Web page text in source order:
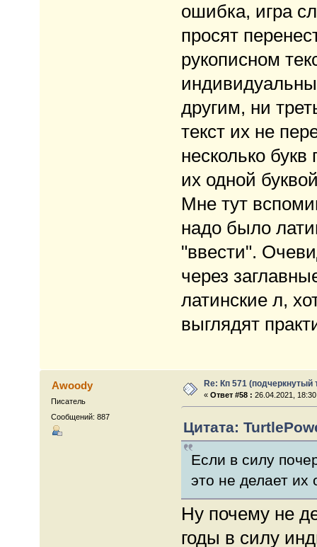
ошибка, игра
просят
рукописном
другим, ни
текст их не
несколько букв
их одной
Мне тут
надо было
"ввести".
через
латинские л,
выглядят
Awoody
Писатель
Сообщений: 887
Re: Кп 571 (подчеркнутый
«Ответ #58 : 26.04.2021,
Цитата:
Если в силу
это не делает их
Ну почему не
годы в силу